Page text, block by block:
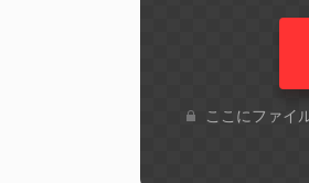
ここにファイ